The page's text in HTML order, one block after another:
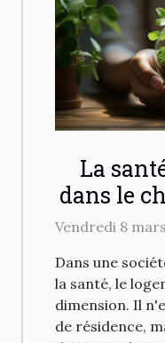
La
dans le
Vendredi 8
Dans une
la santé, le
dimension. Il
de résidence,